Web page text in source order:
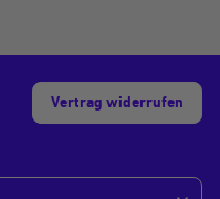
Vertrag widerrufen